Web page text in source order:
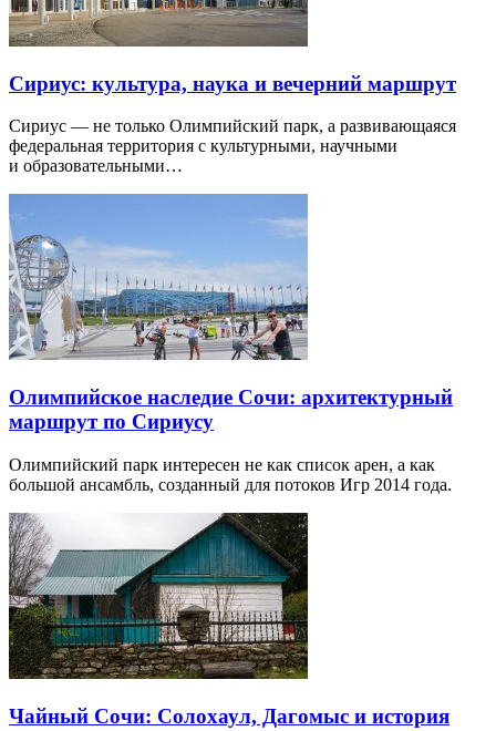
Сириус: культура, наука и вечерний маршрут
Сириус — не только Олимпийский парк, а развивающаяся
федеральная территория с культурными, научными
и образовательными…
Олимпийское наследие Сочи: архитектурный
маршрут по Сириусу
Олимпийский парк интересен не как список арен, а как
большой ансамбль, созданный для потоков Игр 2014 года.
Чайный Сочи: Солохаул, Дагомыс и история